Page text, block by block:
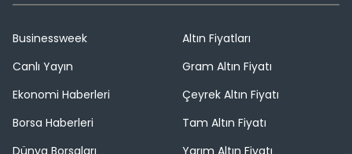
Businessweek
Canlı Yayın
Ekonomi Haberleri
Borsa Haberleri
Altın Fiyatları
Gram Altın Fiyatı
Çeyrek Altın Fiyatı
Tam Altın Fiyatı